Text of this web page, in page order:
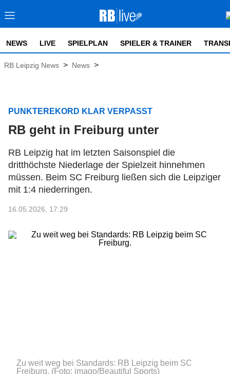
NEWS LIVE SPIELPLAN SPIELER & TRAINER
RB Leipzig News > News >
PUNKTEREKORD KLAR VERPASST
RB geht in Freiburg unter
RB Leipzig hat im letzten Saisonspiel die
dritthöchste Niederlage der Spielzeit hinnehmen
müssen. Beim SC Freiburg ließen sich die Leipziger
mit 1:4 niederringen.
16.05.2026, 17:29
Zu weit weg bei Standards: RB Leipzig beim SC
Freiburg. (Foto: imago/Beautiful Sports)